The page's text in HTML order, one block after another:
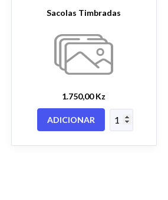
Sacolas Timbradas
1.750,00 Kz
ADICIONAR